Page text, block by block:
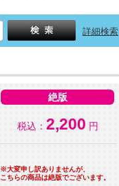
詳細検索
絶版
税込： 2,200 円
※大変申し訳ありませんが、
こちらの商品は絶版でございます。